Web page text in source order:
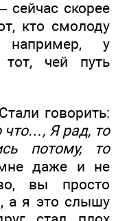
скорее
кто смолоду
у
тот, чей путь
говорить:
что…, Я рад, то
потому, то
даже и не
вы просто
а я это слышу